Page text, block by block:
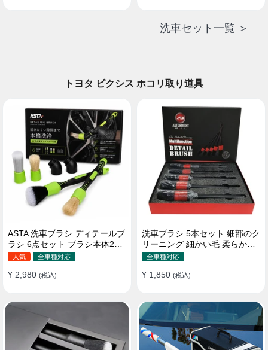
洗車セット一覧 ＞
トヨタ ピクシス ホコリ取り道具
ASTA 洗車ブラシ ディテールブ
ラシ 6点セット ブラシ本体2本
替えヘッド2個 アダプター2個
ド
人気 全車種対応
¥ 2,980 (税込)
洗車ブラシ 5本セット 細部のク
リーニング 細かい毛 柔らかい
豚毛 ディテールブラシ
全車種対応
¥ 1,850 (税込)